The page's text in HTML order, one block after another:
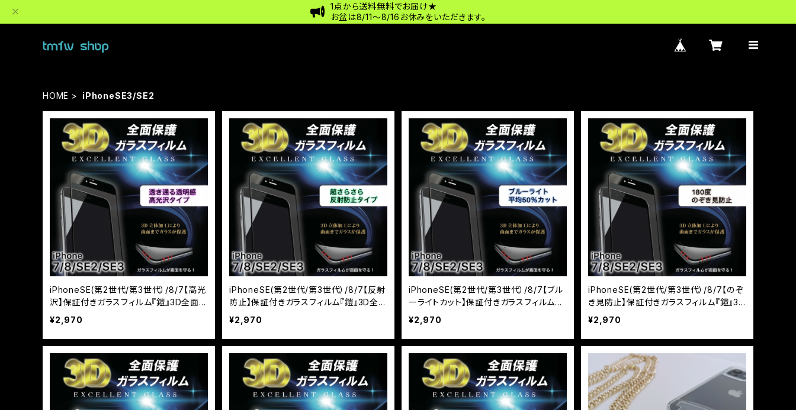
1点から送料無料でお届け★
お盆は8/11〜8/16お休みをいただきます。
HOME iPhoneSE3/SE2
iPhoneSE(第2世代/第3世代）/8/7【高光
沢】保証付きガラスフィルム『鎧』3D全面フ
ルカバー ブラック
¥2,970
iPhoneSE(第2世代/第3世代）/8/7【反射
防止】保証付きガラスフィルム『鎧』3D全面
フルカバー ブラック
¥2,970
iPhoneSE(第2世代/第3世代）/8/7【ブル
ーライトカット】保証付きガラスフィルム
『鎧』3D全面フルカバー ブラック
¥2,970
iPhoneSE(第2世代/第3世代）/8/7【のぞ
き見防止】保証付きガラスフィルム『鎧』3D
全面フルカバー ブラック
¥2,970